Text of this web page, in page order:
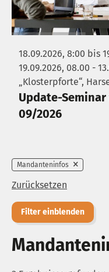
18.09.2026, 8:00 bis
19.09.2026, 08.00 -
„Klosterpforte“,
Update-
09/2026
Mandanteninfos
Zurücksetzen
Filter einblenden